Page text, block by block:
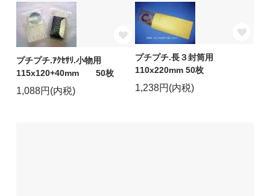
プチプチ.ｱｸｾｻﾘ.小物用
115x120+40mm 50枚
1,088円(内税)
プチプチ.長３封筒用
110x220mm 50枚
1,238円(内税)